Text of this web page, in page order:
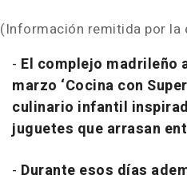
(Información remitida por la
- El complejo madrileño
marzo ‘Cocina con
culinario infantil
juguetes que arrasan